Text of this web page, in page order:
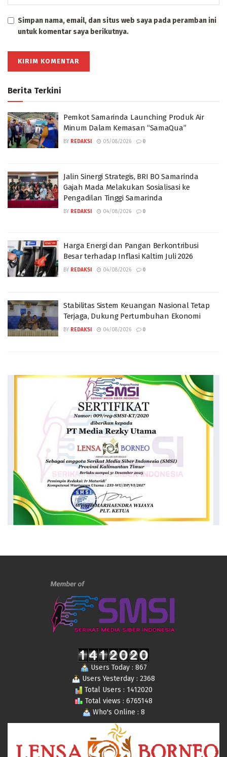
Simpan nama, email, dan situs web saya pada peramban ini
untuk komentar saya berikutnya.
Berita Terkini
Pemkot Samarinda Launching Produk Air
Minum Dalam Kemasan “SamaQua”
BY REDAKSI 05/08/2026 0
Jalin Sinergi Strategis, BRI BO Samarinda
Gajah Mada Melakukan Sosialisasi ke
Pengadilan Tinggi Samarinda
BY REDAKSI 04/08/2026 0
Harga Energi dan Pangan Berkontribusi
Besar terhadap Inflasi Kaltim Juli 2026
BY REDAKSI 04/08/2026 0
Stabilitas Sistem Keuangan Nasional Tetap
Terjaga, Dukung Pertumbuhan Ekonomi
BY REDAKSI 04/08/2026 0
Users Today : 867
Users Yesterday : 2368
Total Users : 1412020
Total views : 6765148
Who's Online : 8